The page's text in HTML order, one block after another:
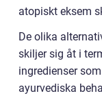
atopiskt eksem
De olika
skiljer sig åt i
ingredienser
ayurvediska